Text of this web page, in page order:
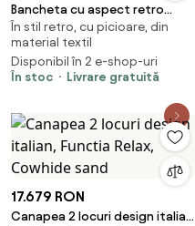
Bancheta cu aspect retro
Euphoria 160cm, greige
În stil retro, cu picioare, din
material textil
Disponibil în 2 e-shop-uri
În stoc
Livrare gratuită
17.679 RON
Canapea 2 locuri design italian,